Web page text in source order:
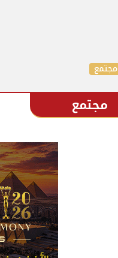
مجتمع
مجتمع